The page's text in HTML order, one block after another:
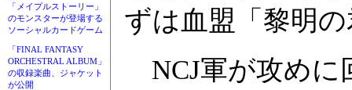
「メイプルストーリー」
のモンスターが登場する
ソーシャルカードゲーム
「FINAL FANTASY
ORCHESTRAL ALBUM」
の収録楽曲、ジャケット
が公開
ずは血盟「黎明
NCJ軍が攻めに